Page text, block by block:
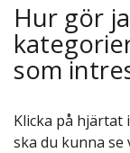
Hur gör
som
Klicka på hjärtat
ska du kunna se